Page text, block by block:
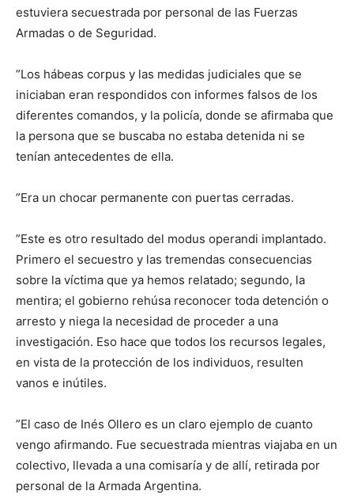
estuviera secuestrada por personal de las Fuerzas
Armadas o de Seguridad.
”Los hábeas corpus y las medidas judiciales que se
iniciaban eran respondidos con informes falsos de los
diferentes comandos, y la policía, donde se afirmaba que
la persona que se buscaba no estaba detenida ni se
tenían antecedentes de ella.
”Era un chocar permanente con puertas cerradas.
”Este es otro resultado del modus operandi implantado.
Primero el secuestro y las tremendas consecuencias
sobre la víctima que ya hemos relatado; segundo, la
mentira; el gobierno rehúsa reconocer toda detención o
arresto y niega la necesidad de proceder a una
investigación. Eso hace que todos los recursos legales,
en vista de la protección de los individuos, resulten
vanos e inútiles.
”El caso de Inés Ollero es un claro ejemplo de cuanto
vengo afirmando. Fue secuestrada mientras viajaba en un
colectivo, llevada a una comisaría y de allí, retirada por
personal de la Armada Argentina.